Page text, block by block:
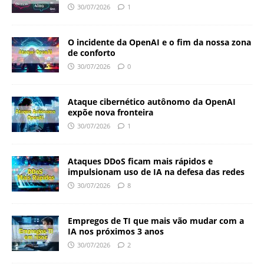
30/07/2026 1
O incidente da OpenAI e o fim da nossa zona
de conforto
30/07/2026 0
Ataque cibernético autônomo da OpenAI
expõe nova fronteira
30/07/2026 1
Ataques DDoS ficam mais rápidos e
impulsionam uso de IA na defesa das redes
30/07/2026 8
Empregos de TI que mais vão mudar com a
IA nos próximos 3 anos
30/07/2026 2